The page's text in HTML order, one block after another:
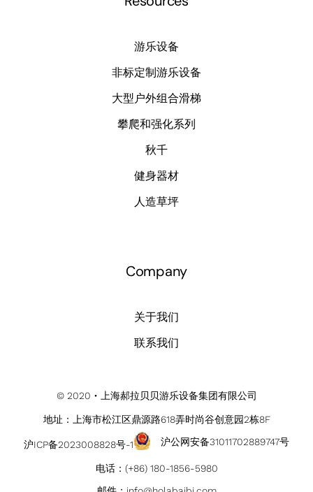
游乐设备
非标定制游乐设备
大型户外组合滑梯
攀爬和强化系列
秋千
健身器材
人造草坪
Company
关于我们
联系我们
© 2020 • 上海郝拉贝贝游乐设备集团有限公司
地址：上海市松江区鼎源路618弄时尚谷创意园2栋8F
沪ICP备2023008828号-1 沪公网安备31011702889747号
电话： (+86) 180-1856-5980